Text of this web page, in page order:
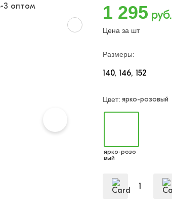
1 295 руб.
Цена за шт
Размеры:
140 146 152
Цвет: ярко-розовый
ярко-розо
вый